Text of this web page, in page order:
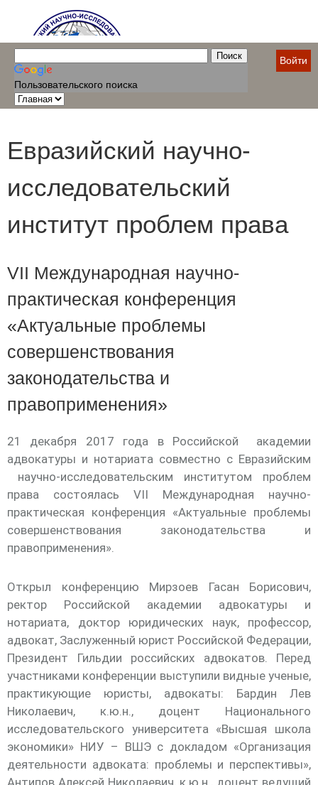
Пользовательского поиска
Войти
Евразийский научно-
исследовательский
институт проблем права
VII Международная научно-
практическая конференция
«Актуальные проблемы
совершенствования
законодательства и
правоприменения»
21 декабря 2017 года в Российской академии
адвокатуры и нотариата совместно с Евразийским
научно-исследовательским институтом проблем
права состоялась VII Международная научно-
практическая конференция «Актуальные проблемы
совершенствования законодательства и
правоприменения».
Открыл конференцию Мирзоев Гасан Борисович,
ректор Российской академии адвокатуры и
нотариата, доктор юридических наук, профессор,
адвокат, Заслуженный юрист Российской Федерации,
Президент Гильдии российских адвокатов. Перед
участниками конференции выступили видные ученые,
практикующие юристы, адвокаты: Бардин Лев
Николаевич, к.ю.н., доцент Национального
исследовательского университета «Высшая школа
экономики» НИУ – ВШЭ с докладом «Организация
деятельности адвоката: проблемы и перспективы»,
Антипов Алексей Николаевич, к.ю.н., доцент ведущий